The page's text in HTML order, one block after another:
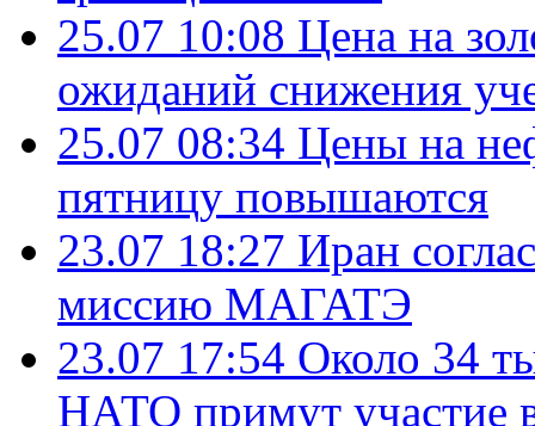
25.07 10:08 Цена на
ожиданий снижения
25.07 08:34 Цены на
пятницу повышаются
23.07 18:27 Иран
миссию МАГАТЭ
23.07 17:54 Около 34
НАТО примут участие